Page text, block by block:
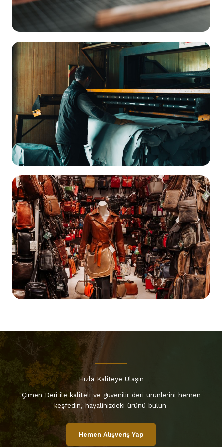
Hızla Kaliteye Ulaşın
Çimen Deri ile kaliteli ve güvenilir deri ürünlerini hemen
keşfedin, hayalinizdeki ürünü bulun.
Hemen Alışveriş Yap